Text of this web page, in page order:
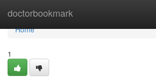
doctorbookmark
Home
Home
1